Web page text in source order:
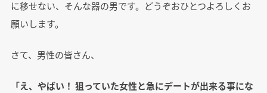
に移せない、そんな器の男です。どうぞおひとつよろしくお
願いします。
さて、男性の皆さん、
「え、やばい！ 狙っていた女性と急にデートが出来る事にな